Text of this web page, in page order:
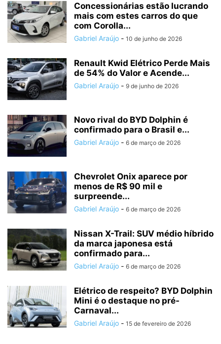
Concessionárias estão lucrando
mais com estes carros do que
com Corolla...
Gabriel Araújo - 10 de junho de 2026
Renault Kwid Elétrico Perde Mais
de 54% do Valor e Acende...
Gabriel Araújo - 9 de junho de 2026
Novo rival do BYD Dolphin é
confirmado para o Brasil e...
Gabriel Araújo - 6 de março de 2026
Chevrolet Onix aparece por
menos de R$ 90 mil e
surpreende...
Gabriel Araújo - 6 de março de 2026
Nissan X-Trail: SUV médio híbrido
da marca japonesa está
confirmado para...
Gabriel Araújo - 6 de março de 2026
Elétrico de respeito? BYD Dolphin
Mini é o destaque no pré-
Carnaval...
Gabriel Araújo - 15 de fevereiro de 2026